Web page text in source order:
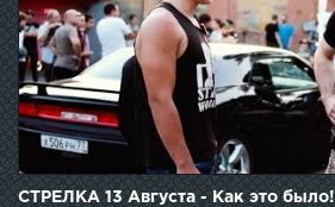
СТРЕЛКА 13 Августа - Как это было!